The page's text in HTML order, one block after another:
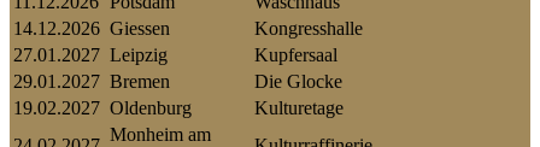
14.12.2026 Giessen
Kongresshalle
27.01.2027 Leipzig
Kupfersaal
29.01.2027 Bremen
Die Glocke
19.02.2027 Oldenburg
Kulturetage
Monheim am